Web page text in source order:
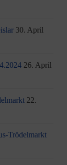
30. April
26. April
22.
Trödelmarkt